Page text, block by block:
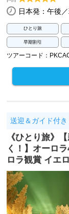
日本発：午後
ひとり旅
早期割引
ツアーコード：
送迎＆ガイド付
《ひとり旅》
く！】オーロ
ロラ観賞 イエ